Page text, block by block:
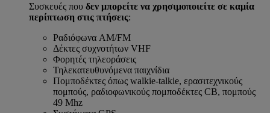
Συσκευές που δεν μπορείτε να χρησιμοποιείτε σε καμία
περίπτωση στις πτήσεις:
Ραδιόφωνα AM/FM
Δέκτες συχνοτήτων VHF
Φορητές τηλεοράσεις
Τηλεκατευθυνόμενα παιχνίδια
Πομποδέκτες όπως walkie-talkie, ερασιτεχνικούς
πομπούς, ραδιοφωνικούς πομποδέκτες CB, πομπούς
49 Mhz